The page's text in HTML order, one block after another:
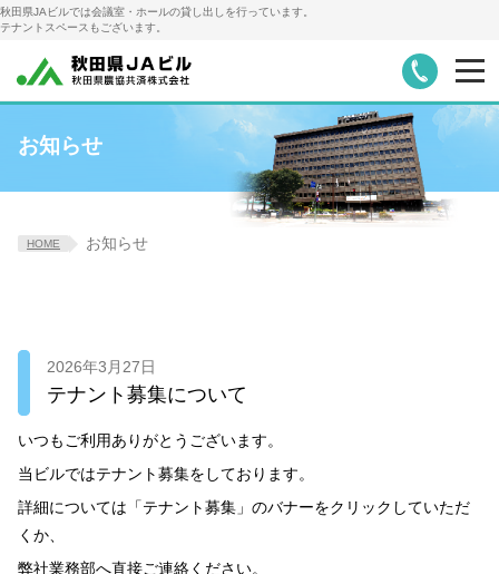
秋田県JAビルでは会議室・ホールの貸し出しを行っています。
テナントスペースもございます。
会議室・ホール詳細・料金
会議室ご利用の手順
お知らせ
HOME お知らせ
2026年3月27日
テナント募集について
いつもご利用ありがとうございます。
当ビルではテナント募集をしております。
詳細については「テナント募集」のバナーをクリックしていただ
くか、
弊社業務部へ直接ご連絡ください。